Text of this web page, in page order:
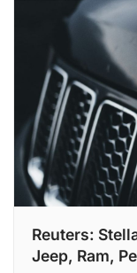
Reuters:
Jeep, Ram,